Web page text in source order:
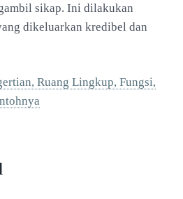
sikap. Ini dilakukan
dikeluarkan kredibel dan
Ruang Lingkup, Fungsi,